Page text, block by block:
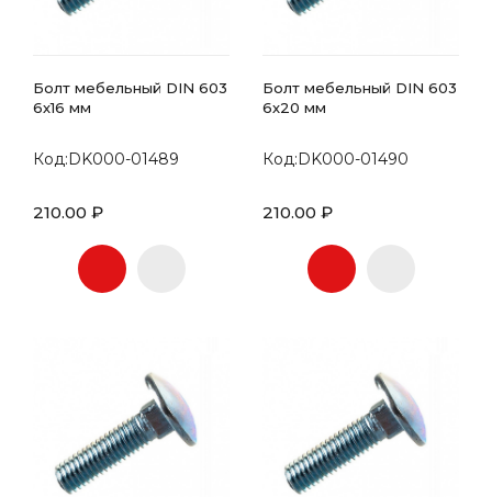
Болт мебельный DIN 603
6х16 мм
Код:DK000-01489
210.00 ₽
Болт мебельный DIN 603
6х20 мм
Код:DK000-01490
210.00 ₽